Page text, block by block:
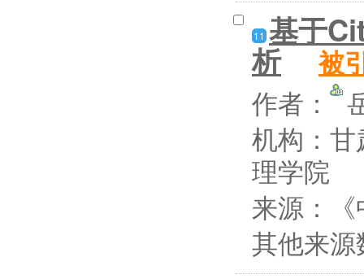
11 基于
析 被
作者：
机构：
理学院
来源：
其他来